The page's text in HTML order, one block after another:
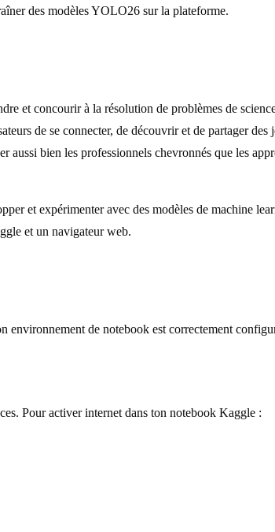
des modèles YOLO26 sur la plateforme.
et concourir à la résolution de problèmes de
de se connecter, de découvrir et de partager des
bien les professionnels chevronnés que les
et expérimenter avec des modèles de machine
et un navigateur web.
de notebook est correctement
Pour activer internet dans ton notebook Kaggle :